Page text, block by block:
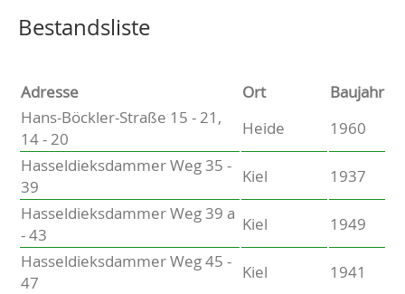
Heikendorf
Kronshagen
Schwentinental
Preetz
Heide
Bordesholm
Elmshorn
Wählen Sie einen Ort, um zur entsprechenden Seite
Bestandsliste
Adresse Ort
Baujahr
Hans-Böckler-Straße 15 - 21,
14 - 20
Heide
1960
Hasseldieksdammer Weg 35 -
39
Kiel
1937
Hasseldieksdammer Weg 39 a
- 43
Kiel
1949
Hasseldieksdammer Weg 45 -
47
Kiel
1941